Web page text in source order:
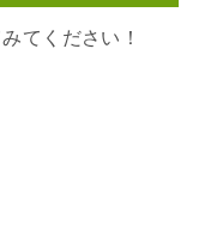
てください！